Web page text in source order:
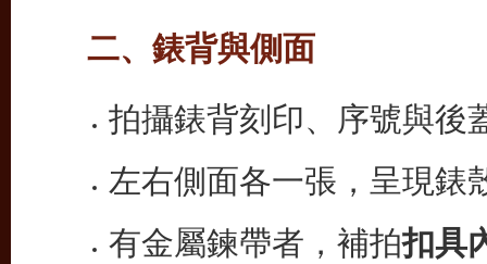
二、錶背與側面
拍攝錶背刻印、序號與後
左右側面各一張，呈現錶
有金屬鍊帶者，補拍扣具